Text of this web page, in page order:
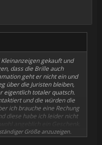
gekauft und
dass die Brille auch
geht er nicht ein und
über die Juristen bleiben,
eigentlich totaler quatsch.
und die würden die
ich brauche eine Rechung
diese habe ich leider nicht
angeblich ein Geschenk.
Größe anzuzeigen.